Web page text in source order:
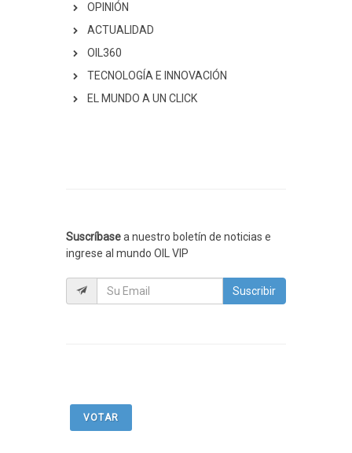
OPINIÓN
ACTUALIDAD
OIL360
TECNOLOGÍA E INNOVACIÓN
EL MUNDO A UN CLICK
Suscríbasea nuestro boletín de noticias e
ingrese al mundo OIL VIP
Suscribir
VOTAR